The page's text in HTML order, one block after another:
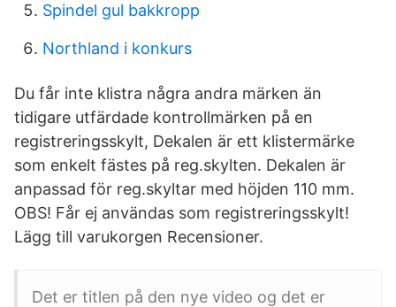
Spindel gul bakkropp
Northland i konkurs
Du får inte klistra några andra märken än
tidigare utfärdade kontrollmärken på en
registreringsskylt, Dekalen är ett klistermärke
som enkelt fästes på reg.skylten. Dekalen är
anpassad för reg.skyltar med höjden 110 mm.
OBS! Får ej användas som registreringsskylt!
Lägg till varukorgen Recensioner.
Det er titlen på den nye video og det er